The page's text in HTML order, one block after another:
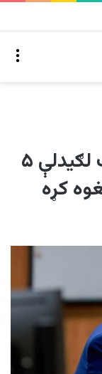
د نیویارک محکمې په ټرمپ لګیدلې ۵
کړه